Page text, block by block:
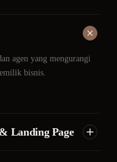
agen yang mengurangi
bisnis.
Landing Page